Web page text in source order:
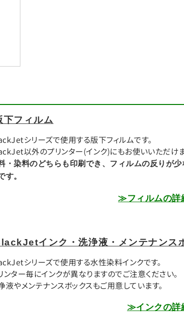
下フィルム
シリーズで使用する版下フィルムです。
以外のプリンター(インク)にもお使いいただけま
・染料のどちらも印刷でき、フィルムの反りが
す。
≫フィルムの詳
インク・洗浄液・メンテナンス
シリーズで使用する水性染料インクです。
ンター毎にインクが異なりますのでご注意ください。
液やメンテナンスボックスもご用意しています。
≫インクの詳